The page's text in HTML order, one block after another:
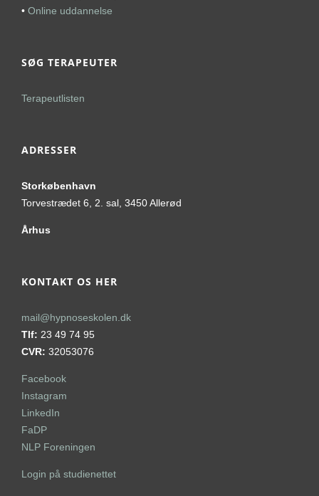
• Online uddannelse
SØG TERAPEUTER
Terapeutlisten
ADRESSER
Storkøbenhavn
Torvestrædet 6, 2. sal, 3450 Allerød
Århus
KONTAKT OS HER
mail@hypnoseskolen.dk
Tlf: 23 49 74 95
CVR: 32053076
Facebook
Instagram
LinkedIn
FaDP
NLP Foreningen
Login på studienettet